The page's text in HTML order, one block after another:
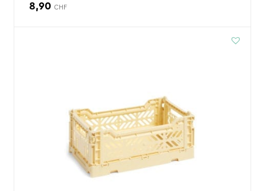
8,90 CHF